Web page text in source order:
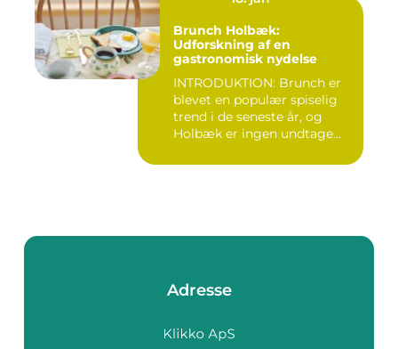
Brunch Holbæk:
Udforskning af en
gastronomisk nydelse
INTRODUKTION: Brunch er
blevet en populær spiselig
trend i de seneste år, og
Holbæk er ingen undtage...
Adresse